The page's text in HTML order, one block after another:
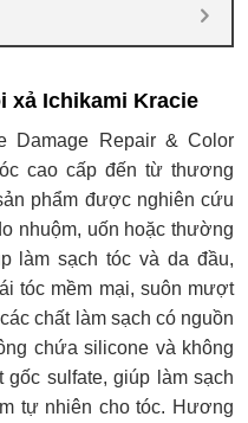
xả Ichikami Kracie
Damage Repair & Color
cao cấp đến từ thương
phẩm được nghiên cứu
nhuộm, uốn hoặc thường
làm sạch tóc và da đầu,
tóc mềm mại, suôn mượt
chất làm sạch có nguồn
chứa silicone và không
sulfate, giúp làm sạch
tự nhiên cho tóc. Hương